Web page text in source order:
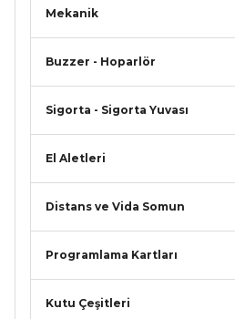
Mekanik
Buzzer - Hoparlör
Sigorta - Sigorta Yuvası
El Aletleri
Distans ve Vida Somun
Programlama Kartları
Kutu Çeşitleri